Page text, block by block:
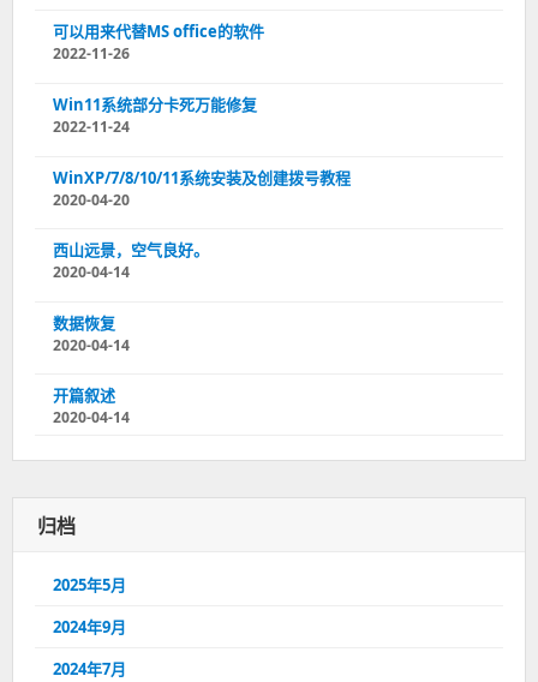
可以用来代替MS office的软件
2022-11-26
Win11系统部分卡死万能修复
2022-11-24
WinXP/7/8/10/11系统安装及创建拨号教程
2020-04-20
西山远景，空气良好。
2020-04-14
数据恢复
2020-04-14
开篇叙述
2020-04-14
归档
2025年5月
2024年9月
2024年7月